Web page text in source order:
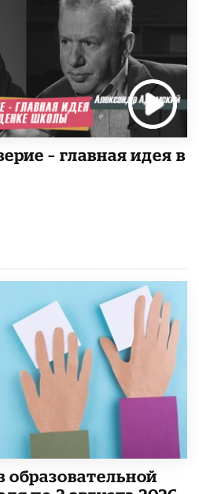
– главная идея в